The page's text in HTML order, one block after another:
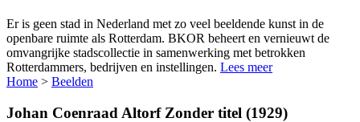
Er is geen stad in Nederland met zo veel beeldende kunst in de
openbare ruimte als Rotterdam. BKOR beheert en vernieuwt de
omvangrijke stadscollectie in samenwerking met betrokken
Rotterdammers, bedrijven en instellingen. Lees meer
Home > Beelden
Johan Coenraad Altorf Zonder titel (1929)